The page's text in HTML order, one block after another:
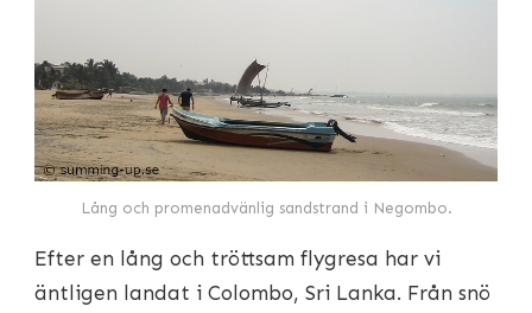
Lång och promenadvänlig sandstrand i Negombo.
Efter en lång och tröttsam flygresa har vi
äntligen landat i Colombo, Sri Lanka. Från snö